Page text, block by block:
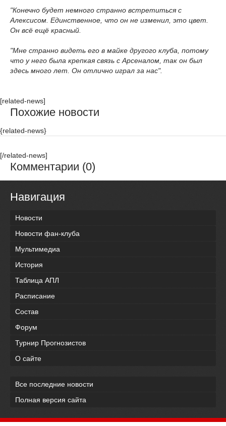
"Конечно будет немного странно встретиться с
Алексисом. Единственное, что он не изменил, это цвет.
Он всё ещё красный.
"Мне странно видеть его в майке другого клуба, потому
что у него была крепкая связь с Арсеналом, так он был
здесь много лет. Он отлично играл за нас".
[related-news]
Похожие новости
{related-news}
[/related-news]
Комментарии (0)
Навигация
Новости
Новости фан-клуба
Мультимедиа
История
Таблица АПЛ
Расписание
Состав
Форум
Турнир Прогнозистов
О сайте
Все последние новости
Полная версия сайта